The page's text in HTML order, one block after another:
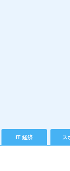
IT 経済 ス